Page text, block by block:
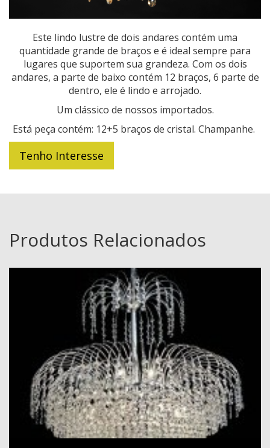
Este lindo lustre de dois andares contém uma
quantidade grande de braços e é ideal sempre para
lugares que suportem sua grandeza. Com os dois
andares, a parte de baixo contém 12 braços, 6 parte de
dentro, ele é lindo e arrojado.
Um clássico de nossos importados.
Está peça contém: 12+5 braços de cristal. Champanhe.
Tenho Interesse
Produtos Relacionados